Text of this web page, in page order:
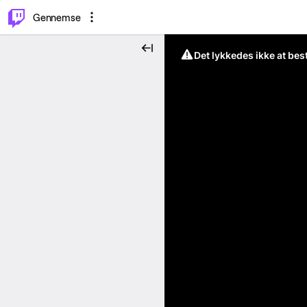
Gennemse
Det lykkedes ikke at